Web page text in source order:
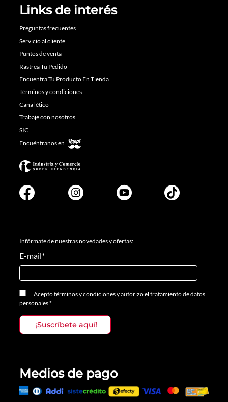
Links de interés
Preguntas frecuentes
Servicio al cliente
Puntos de venta
Rastrea Tu Pedido
Encuentra Tu Producto En Tienda
Términos y condiciones
Canal ético
Trabaje con nosotros
SIC
Encuéntranos en
Infórmate de nuestras novedades y ofertas:
E-mail*
Aceptotérminos y condicionesyautorizo el tratamiento de datos
personales.*
Medios de pago